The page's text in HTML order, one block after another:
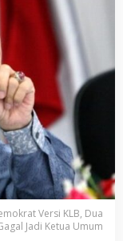
Versi KLB, Dua
Jadi Ketua Umum